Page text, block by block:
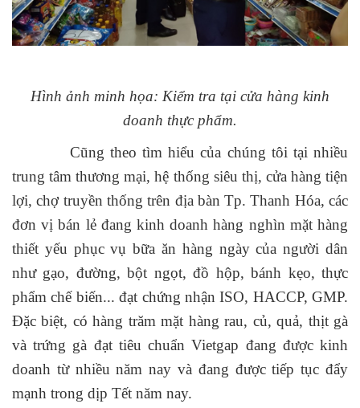
Hình ảnh minh họa: Kiểm tra tại cửa hàng kinh
doanh thực phẩm.
Cũng theo tìm hiểu của chúng tôi tại nhiều
trung tâm thương mại, hệ thống siêu thị, cửa hàng tiện
lợi, chợ truyền thống trên địa bàn Tp. Thanh Hóa, các
đơn vị bán lẻ đang kinh doanh hàng nghìn mặt hàng
thiết yếu phục vụ bữa ăn hàng ngày của người dân
như gạo, đường, bột ngọt, đồ hộp, bánh kẹo, thực
phẩm chế biến... đạt chứng nhận ISO, HACCP, GMP.
Đặc biệt, có hàng trăm mặt hàng rau, củ, quả, thịt gà
và trứng gà đạt tiêu chuẩn Vietgap đang được kinh
doanh từ nhiều năm nay và đang được tiếp tục đẩy
mạnh trong dịp Tết năm nay.